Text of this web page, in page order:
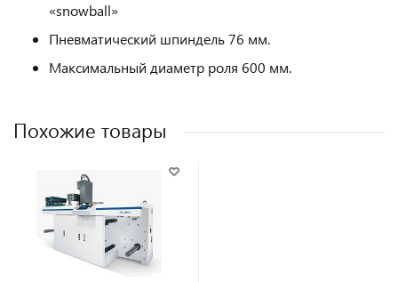
«snowball»
Пневматический шпиндель 76 мм.
Максимальный диаметр роля 600 мм.
Похожие товары